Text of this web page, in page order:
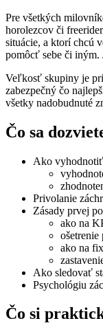
Pre všetkých
horolezcov či
situácie, a ktorí chcú
pomôcť sebe či iným.
Veľkosť skupiny je
zabezpečný čo
všetky nadobudnuté
Čo sa
Ako
Privolanie
Zásady prvej
ako na
ošetrenie
ako na
Ako sledovať
Psychológiu
Čo si